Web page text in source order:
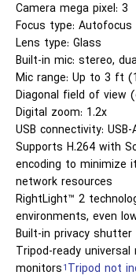
Camera mega pixel: 3
Focus type: Autofocus
Lens type: Glass
Built-in mic: stereo,
Mic range: Up to 3 ft
Diagonal field of view
Digital zoom: 1.2x
USB connectivity:
Supports H.264 with
encoding to minimize
network resources
RightLight™ 2
environments, even
Built-in privacy shutter
Tripod-ready
monitors1Tripod not